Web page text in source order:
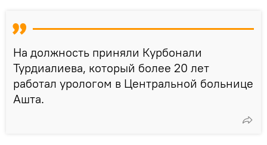
На должность приняли Курбонали
Турдиалиева, который более 20 лет
работал урологом в Центральной больнице
Ашта.